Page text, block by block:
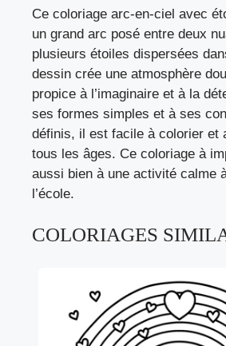
Ce coloriage arc-en-ciel avec
un grand arc posé entre deux
plusieurs étoiles dispersées
dessin crée une atmosphère
propice à l’imaginaire et à la
ses formes simples et à ses
définis, il est facile à colorier et
tous les âges. Ce coloriage à
aussi bien à une activité calme
l’école.
COLORIAGES